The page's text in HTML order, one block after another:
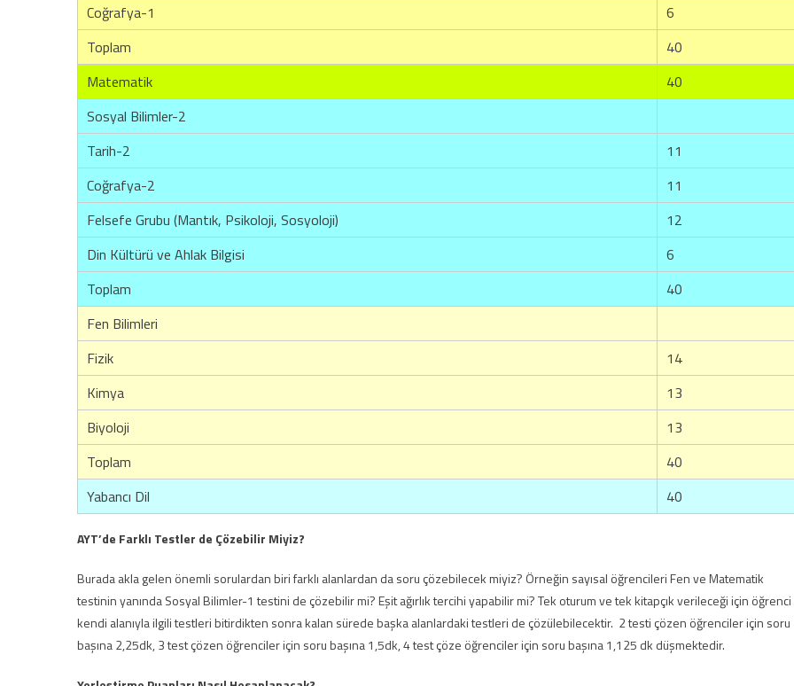
Coğrafya-1
6
Toplam
40
Matematik
40
Sosyal Bilimler-2
Tarih-2
11
Coğrafya-2
11
Felsefe Grubu (Mantık, Psikoloji, Sosyoloji)
12
Din Kültürü ve Ahlak Bilgisi
6
Toplam
40
Fen Bilimleri
Fizik
14
Kimya
13
Biyoloji
13
Toplam
40
Yabancı Dil
40
AYT’de Farklı Testler de Çözebilir Miyiz?
Burada akla gelen önemli sorulardan biri farklı alanlardan da soru çözebilecek miyiz? Örneğin sayısal öğrencileri Fen ve Matematik
testinin yanında Sosyal Bilimler-1 testini de çözebilir mi? Eşit ağırlık tercihi yapabilir mi? Tek oturum ve tek kitapçık verileceği için öğrenci
kendi alanıyla ilgili testleri bitirdikten sonra kalan sürede başka alanlardaki testleri de çözülebilecektir. 2 testi çözen öğrenciler için soru
başına 2,25dk, 3 test çözen öğrenciler için soru başına 1,5dk, 4 test çöze öğrenciler için soru başına 1,125 dk düşmektedir.